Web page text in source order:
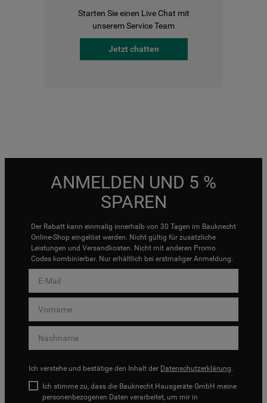
Starten Sie einen Live Chat mit
unserem Service Team
Jetzt chatten
ANMELDEN UND 5 %
SPAREN
Der Rabatt kann einmalig innerhalb von 30 Tagen im Bauknecht
Online-Shop eingelöst werden. Nicht gültig für zusätzliche
Leistungen und Versandkosten. Nicht mit anderen Promo
Codes kombinierbar. Nur erhältlich bei erstmaliger Anmeldung.
Ich verstehe und bestätige den Inhalt der Datenschutzerklärung.
Ich stimme zu, dass die Bauknecht Hausgeräte GmbH meine
personenbezogenen Daten verarbeitet, um mir in